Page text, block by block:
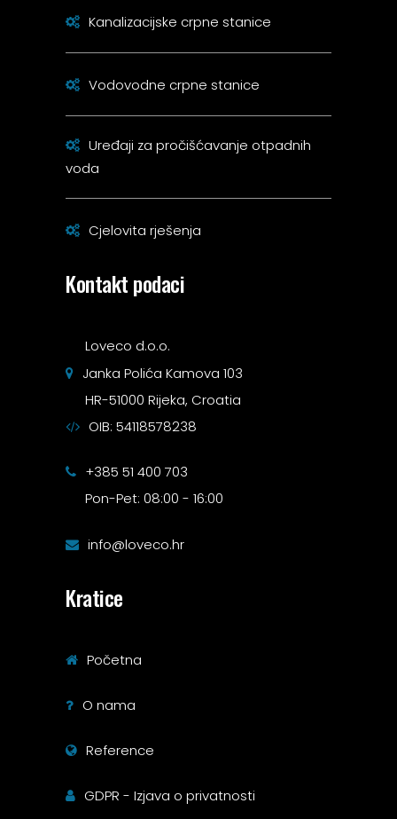
Kanalizacijske crpne stanice
Vodovodne crpne stanice
Uređaji za pročišćavanje otpadnih
voda
Cjelovita rješenja
Kontakt podaci
Loveco d.o.o.
Janka Polića Kamova 103
HR-51000 Rijeka, Croatia
OIB: 54118578238
+385 51 400 703
Pon-Pet: 08:00 - 16:00
info@loveco.hr
Kratice
Početna
O nama
Reference
GDPR - Izjava o privatnosti